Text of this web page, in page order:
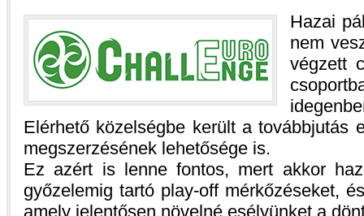
Hazai
nem
végzett
Elérhető közelségbe került a továbbjutás
megszerzésének lehetősége is.
Ez azért is lenne fontos, mert akkor
győzelemig tartó play-off mérkőzéseket,
amely jelentősen növelné esélyünket a